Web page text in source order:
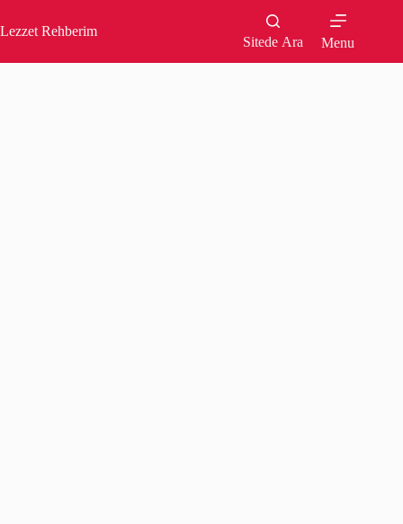
to
content
Lezzet Rehberim
Sitede Ara Menu